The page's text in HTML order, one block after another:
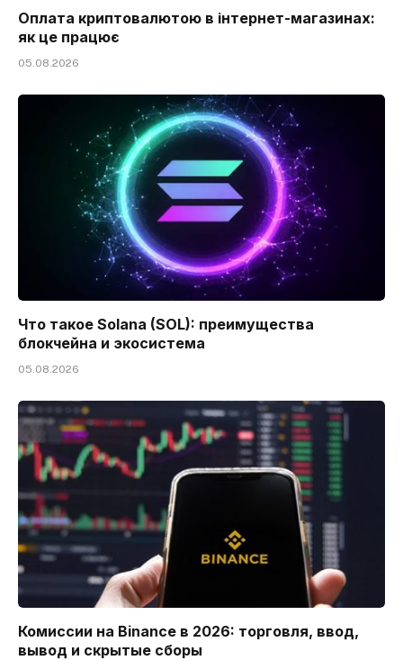
Оплата криптовалютою в інтернет-магазинах:
як це працює
05.08.2026
Что такое Solana (SOL): преимущества
блокчейна и экосистема
05.08.2026
Комиссии на Binance в 2026: торговля, ввод,
вывод и скрытые сборы